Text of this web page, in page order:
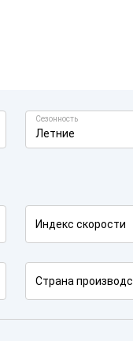
Сезонность
Летние
Индекс скорости
Страна